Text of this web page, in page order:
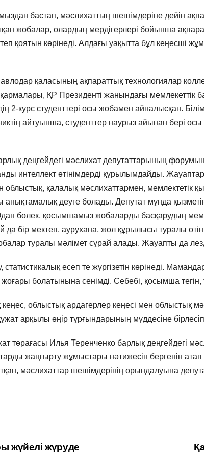
бастап, мәслихаттың шешімдеріне дейін
жобалар, олардың мердігерлері бойынша
қоятын көрінеді. Алдағы уақытта бұл кеңесші
қаласының ақпараттық технологиялар
ҚР Президенті жанындағы мемлекеттік
2-курс студенттері осы жобамен айналысқан.
айтуынша, студенттер наурыз айынан бері
деңгейдегі мәслихат депутаттарының
интеллект өтінімдерді құрылымдайды.
облыстық, қалалық мәслихаттармен, мемлектетік
анықтамалық деуге болады. Депутат мұнда
бөлек, қосымшамыз жобаларды басқарудың
да бір мектеп, аурухана, жол құрылысы туралы
туралы мәлімет сұрай алады. Жауапты да
есеп те жүргізетін көрінеді.
болатынына сенімді. Себебі, қосымша тегін,
облыстық ардагерлер кеңесі мен облыстық
арқылы өңір тұрғындарының мүддесіне бірлесіп
төрағасы Илья Теренченко барлық деңгейдегі
жаңғырту жұмыстары нәтижесін бергенін атап
мәслихаттар шешімдерінің орындалуына
жүйелі жүруде